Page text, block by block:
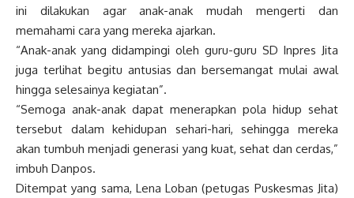
ini dilakukan agar anak-anak mudah mengerti dan
memahami cara yang mereka ajarkan.
“Anak-anak yang didampingi oleh guru-guru SD Inpres Jita
juga terlihat begitu antusias dan bersemangat mulai awal
hingga selesainya kegiatan”.
“Semoga anak-anak dapat menerapkan pola hidup sehat
tersebut dalam kehidupan sehari-hari, sehingga mereka
akan tumbuh menjadi generasi yang kuat, sehat dan cerdas,”
imbuh Danpos.
Ditempat yang sama, Lena Loban (petugas Puskesmas Jita)